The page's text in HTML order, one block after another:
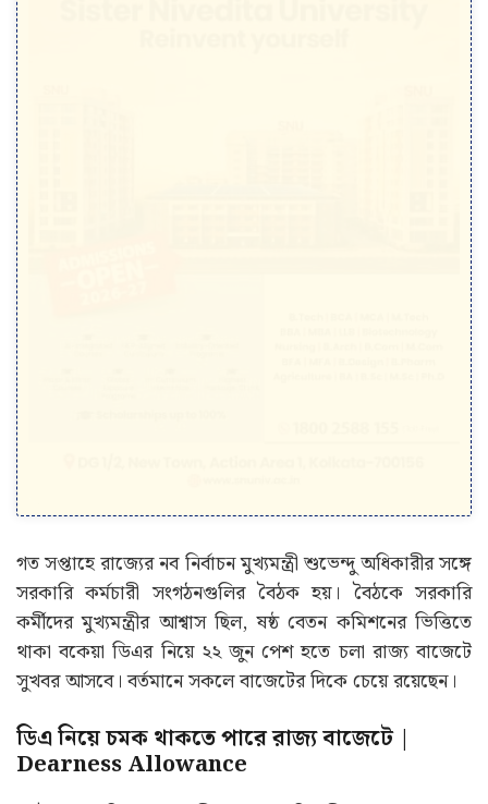
গত সপ্তাহে রাজ্যের নব নির্বাচন মুখ্যমন্ত্রী শুভেন্দু অধিকারীর সঙ্গে
সরকারি কর্মচারী সংগঠনগুলির বৈঠক হয়। বৈঠকে সরকারি
কর্মীদের মুখ্যমন্ত্রীর আশ্বাস ছিল, ষষ্ঠ বেতন কমিশনের ভিত্তিতে
থাকা বকেয়া ডিএর নিয়ে ২২ জুন পেশ হতে চলা রাজ্য বাজেটে
সুখবর আসবে। বর্তমানে সকলে বাজেটের দিকে চেয়ে রয়েছেন।
ডিএ নিয়ে চমক থাকতে পারে রাজ্য বাজেটে |
Dearness Allowance